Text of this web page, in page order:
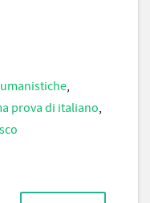
,
prova di italiano,